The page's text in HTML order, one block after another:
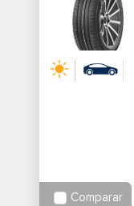
Comparar